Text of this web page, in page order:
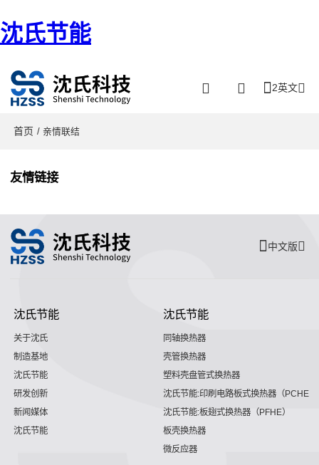
沈氏节能
2英文
首页 / 亲情联结
友情链接
中文版
沈氏节能
关于沈氏
制造基地
沈氏节能
研发创新
新闻媒体
沈氏节能
沈氏节能
同轴换热器
壳管换热器
塑料壳盘管式换热器
沈氏节能:印刷电路板式换热器（PCHE）
沈氏节能:板翅式换热器（PFHE）
板壳换热器
微反应器